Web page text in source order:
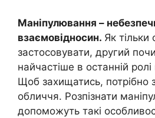
Маніпулювання –
взаємовідносин. Як
застосовувати, другий
найчастіше в останній
Щоб захищатись, потрібно
обличчя. Розпізнати
допоможуть такі